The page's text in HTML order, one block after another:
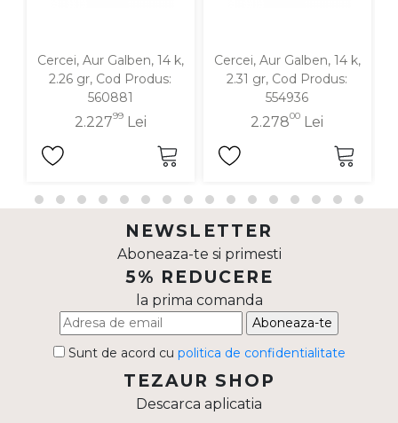
Cercei, Aur Galben, 14 k,
2.26 gr, Cod Produs:
560881
2.22799Lei
Cercei, Aur Galben, 14 k,
2.31 gr, Cod Produs:
554936
2.27800 Lei
NEWSLETTER
Aboneaza-te si primesti
5% REDUCERE
la prima comanda
Aboneaza-te
Sunt de acord cu politica de confidentialitate
TEZAUR SHOP
Descarca aplicatia